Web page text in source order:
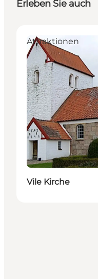
Erleben Sie auch
Attraktionen
Vile Kirche